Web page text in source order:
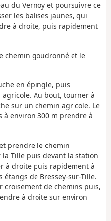
du Vernoy et poursuivre ce
les balises jaunes, qui
à droite, puis rapidement
chemin goudronné et le
en épingle, puis
Au bout, tourner à
sur un chemin agricole. Le
à environ 300 m prendre à
prendre le chemin
Tille puis devant la station
à droite puis rapidement à
de Bressey-sur-Tille.
croisement de chemins puis,
à droite sur environ